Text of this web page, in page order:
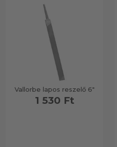
Vallorbe lapos reszelő 6"
1 530 Ft